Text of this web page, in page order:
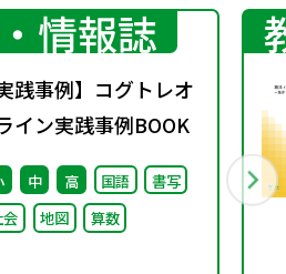
情報誌
実践事例】コグトレオ
イン実践事例BOOK
中 高 国語
書写
地図 算数